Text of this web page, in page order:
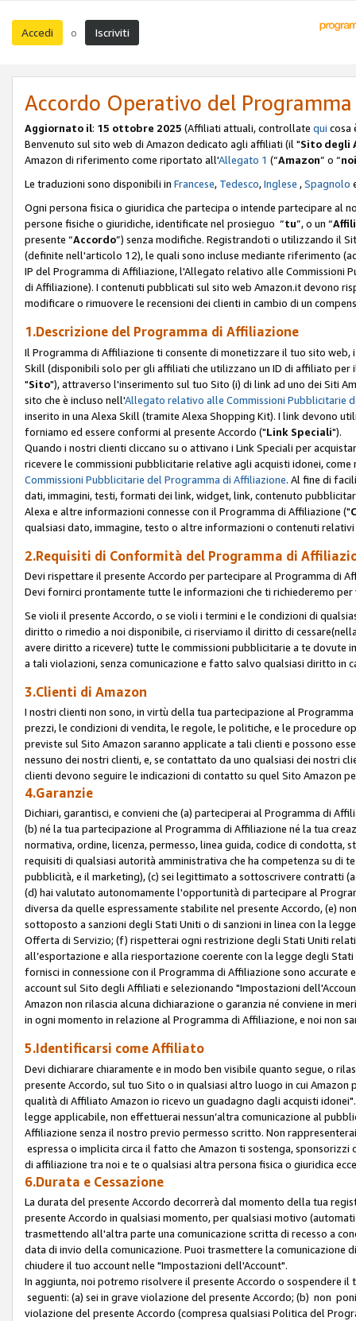
Accedi o Iscriviti
Accordo Operativo del
Aggiornato il: 15 ottobre 2025 (Affiliati attuali, controllate qui cosa
Benvenuto sul sito web di Amazon dedicato agli affiliati (il "Sito degli
Amazon di riferimento come riportato all'Allegato 1 (“Amazon” o “noi
Le traduzioni sono disponibili in Francese, Tedesco,Inglese ,Spagnolo
Ogni persona fisica o giuridica che partecipa o intende partecipare al
persone fisiche o giuridiche, identificate nel prosieguo “tu”, o un “
presente “Accordo”) senza modifiche. Registrandoti o utilizzando il
(definite nell'articolo 12), le quali sono incluse mediante riferimento
IP del Programma di Affiliazione, l'Allegato relativo alle Commissioni
di Affiliazione). I contenuti pubblicati sul sito web Amazon.it devono
modificare o rimuovere le recensioni dei clienti in cambio di un
1.Descrizione del Programma di Affiliazione
Il Programma di Affiliazione ti consente di monetizzare il tuo sito
Skill (disponibili solo per gli affiliati che utilizzano un ID di affiliato per
"Sito"), attraverso l'inserimento sul tuo Sito (i) di link ad uno dei Siti
sito che è incluso nell'Allegato relativo alle Commissioni Pubblicitarie
inserito in una Alexa Skill (tramite Alexa Shopping Kit). I link devono
forniamo ed essere conformi al presente Accordo ("Link Speciali").
Quando i nostri clienti cliccano su o attivano i Link Speciali per
ricevere le commissioni pubblicitarie relative agli acquisti idonei,
Commissioni Pubblicitarie del Programma di Affiliazione. Al fine di
dati, immagini, testi, formati dei link, widget, link, contenuto
Alexa e altre informazioni connesse con il Programma di Affiliazione ("
qualsiasi dato, immagine, testo o altre informazioni o contenuti
2.Requisiti di Conformità del Programma di
Devi rispettare il presente Accordo per partecipare al Programma di
Devi fornirci prontamente tutte le informazioni che ti richiederemo
Se violi il presente Accordo, o se violi i termini e le condizioni di
diritto o rimedio a noi disponibile, ci riserviamo il diritto di
avere diritto a ricevere) tutte le commissioni pubblicitarie a te dovute
a tali violazioni, senza comunicazione e fatto salvo qualsiasi diritto in
3.Clienti di Amazon
I nostri clienti non sono, in virtù della tua partecipazione al
prezzi, le condizioni di vendita, le regole, le politiche, e le procedure
previste sul Sito Amazon saranno applicate a tali clienti e possono
nessuno dei nostri clienti, e, se contattato da uno qualsiasi dei nostri
clienti devono seguire le indicazioni di contatto su quel Sito Amazon
4.Garanzie
Dichiari, garantisci, e convieni che (a) parteciperai al Programma di
(b) né la tua partecipazione al Programma di Affiliazione né la tua
normativa, ordine, licenza, permesso, linea guida, codice di
requisiti di qualsiasi autorità amministrativa che ha competenza su di
pubblicità, e il marketing), (c) sei legittimato a sottoscrivere contratti
(d) hai valutato autonomamente l'opportunità di partecipare al
diversa da quelle espressamente stabilite nel presente Accordo, (e)
sottoposto a sanzioni degli Stati Uniti o di sanzioni in linea con la
Offerta di Servizio; (f) rispetterai ogni restrizione degli Stati Uniti
all’esportazione e alla riesportazione coerente con la legge degli
fornisci in connessione con il Programma di Affiliazione sono
account sul Sito degli Affiliati e selezionando "Impostazioni
Amazon non rilascia alcuna dichiarazione o garanzia né conviene in
in ogni momento in relazione al Programma di Affiliazione, e noi non
5.Identificarsi come Affiliato
Devi dichiarare chiaramente e in modo ben visibile quanto segue, o
presente Accordo, sul tuo Sito o in qualsiasi altro luogo in cui
qualità di Affiliato Amazon io ricevo un guadagno dagli acquisti
legge applicabile, non effettuerai nessun’altra comunicazione al
Affiliazione senza il nostro previo permesso scritto. Non
espressa o implicita circa il fatto che Amazon ti sostenga,
di affiliazione tra noi e te o qualsiasi altra persona fisica o giuridica
6.Durata e Cessazione
La durata del presente Accordo decorrerà dal momento della tua
presente Accordo in qualsiasi momento, per qualsiasi motivo
trasmettendo all'altra parte una comunicazione scritta di recesso a
data di invio della comunicazione. Puoi trasmettere la
chiudere il tuo account nelle "Impostazioni dell'Account".
In aggiunta, noi potremo risolvere il presente Accordo o sospendere
seguenti: (a) sei in grave violazione del presente Accordo; (b) non
violazione del presente Accordo (compresa qualsiasi Politica del